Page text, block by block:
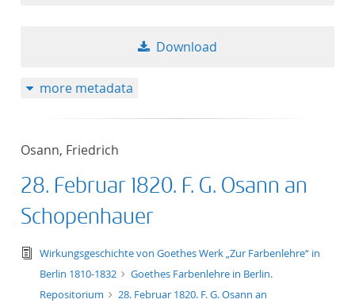
Download
more metadata
Osann, Friedrich
28. Februar 1820. F. G. Osann an
Schopenhauer
text/tg.edition+tg.aggregation+xml
Wirkungsgeschichte von Goethes Werk „Zur Farbenlehre“ in
Berlin 1810-1832
Goethes Farbenlehre in Berlin.
Repositorium
28. Februar 1820. F. G. Osann an